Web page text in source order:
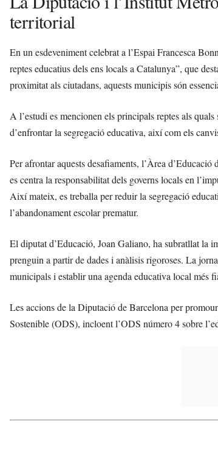
territorial
En un esdeveniment celebrat a l’Espai Francesca
reptes educatius dels ens locals a Catalunya”, que
proximitat als ciutadans, aquests municipis són
A l’estudi es mencionen els principals reptes als
d’enfrontar la segregació educativa, així com els
Per afrontar aquests desafiaments, l’Àrea
es centra la responsabilitat dels governs locals en
Així mateix, es treballa per reduir la segregació
l’abandonament escolar prematur.
El diputat d’Educació, Joan Galiano, ha subratllat la
prenguin a partir de dades i anàlisis rigoroses. La
municipals i establir una agenda educativa local més
Les accions de la Diputació de Barcelona per
Sostenible (ODS), incloent l’ODS número 4 sobre